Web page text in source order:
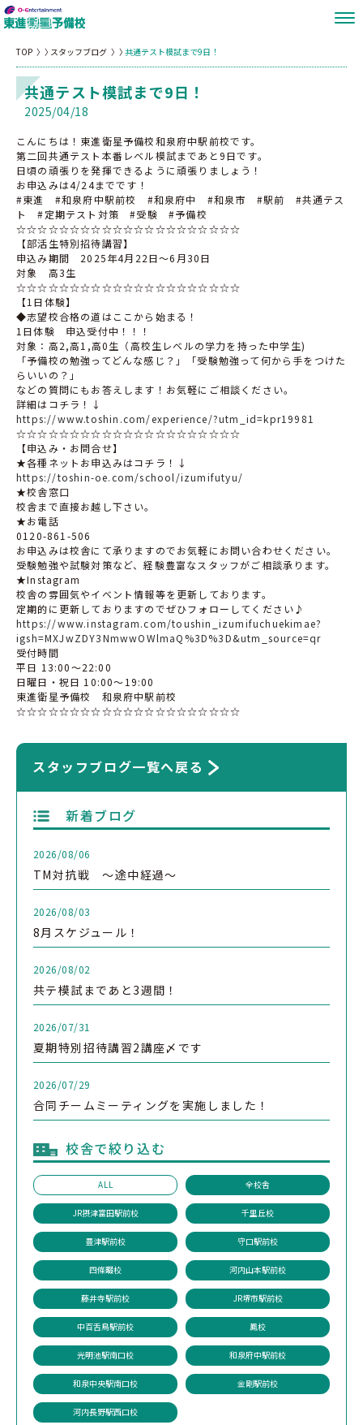
TOP スタッフブログ 共通テスト模試まで9日！
共通テスト模試まで9日！
2025/04/18
こんにちは！東進衛星予備校和泉府中駅前校です。
第二回共通テスト本番レベル模試まであと9日です。
日頃の頑張りを発揮できるように頑張りましょう！
お申込みは4/24までです！
#東進 #和泉府中駅前校 #和泉府中 #和泉市 #駅前 #共通テス
ト #定期テスト対策 #受験 #予備校
☆☆☆☆☆☆☆☆☆☆☆☆☆☆☆☆☆☆☆☆☆
【部活生特別招待講習】
申込み期間 2025年4月22日〜6月30日
対象 高3生
☆☆☆☆☆☆☆☆☆☆☆☆☆☆☆☆☆☆☆☆☆
【1日体験】
◆志望校合格の道はここから始まる！
1日体験 申込受付中！！！
対象：高2,高1,高0生（高校生レベルの学力を持った中学生)
「予備校の勉強ってどんな感じ？」「受験勉強って何から手をつけた
らいいの？」
などの質問にもお答えします！お気軽にご相談ください。
詳細はコチラ！↓
https://www.toshin.com/experience/?utm_id=kpr19981
☆☆☆☆☆☆☆☆☆☆☆☆☆☆☆☆☆☆☆☆☆
【申込み・お問合せ】
★各種ネットお申込みはコチラ！↓
https://toshin-oe.com/school/izumifutyu/
★校舎窓口
校舎まで直接お越し下さい。
★お電話
0120-861-506
お申込みは校舎にて承りますのでお気軽にお問い合わせください。
受験勉強や試験対策など、経験豊富なスタッフがご相談承ります。
★Instagram
校舎の雰囲気やイベント情報等を更新しております。
定期的に更新しておりますのでぜひフォローしてください♪
https://www.instagram.com/toushin_izumifuchuekimae?
igsh=MXJwZDY3NmwwOWlmaQ%3D%3D&utm_source=qr
受付時間
平日 13:00〜22:00
日曜日・祝日 10:00〜19:00
東進衛星予備校 和泉府中駅前校
☆☆☆☆☆☆☆☆☆☆☆☆☆☆☆☆☆☆☆☆☆
スタッフブログ一覧へ戻る
新着ブログ
2026/08/06
TM対抗戦 ～途中経過～
2026/08/03
8月スケジュール！
2026/08/02
共テ模試まであと3週間！
2026/07/31
夏期特別招待講習2講座〆です
2026/07/29
合同チームミーティングを実施しました！
校舎で絞り込む
ALL 全校舎
JR摂津富田駅前校 千里丘校
豊津駅前校 守口駅前校
四條畷校 河内山本駅前校
藤井寺駅前校 JR堺市駅前校
中百舌鳥駅前校 鳳校
光明池駅南口校 和泉府中駅前校
和泉中央駅南口校 金剛駅前校
河内長野駅西口校